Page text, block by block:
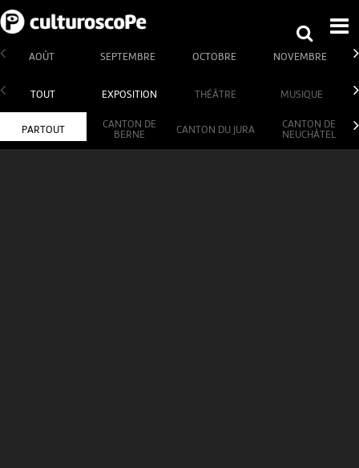
AOÛT SEPTEMBRE OCTOBRE NOVEMBRE
TOUT EXPOSITION THÉÂTRE MUSIQUE
PARTOUT
CANTON DE
BERNE
CANTON DU JURA
CANTON DE
NEUCHÂTEL